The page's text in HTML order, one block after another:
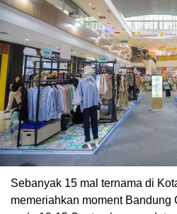
Sebanyak 15 mal ternama di
memeriahkan moment Bandung